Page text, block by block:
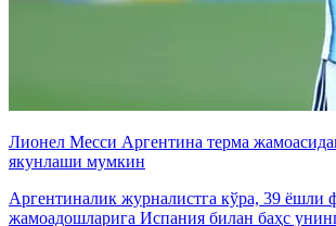
Лионел Месси Аргентина терма
якунлаши мумкин
Аргентиналик журналистга кўра, 39 ёшли
жамоадошларига Испания билан баҳс